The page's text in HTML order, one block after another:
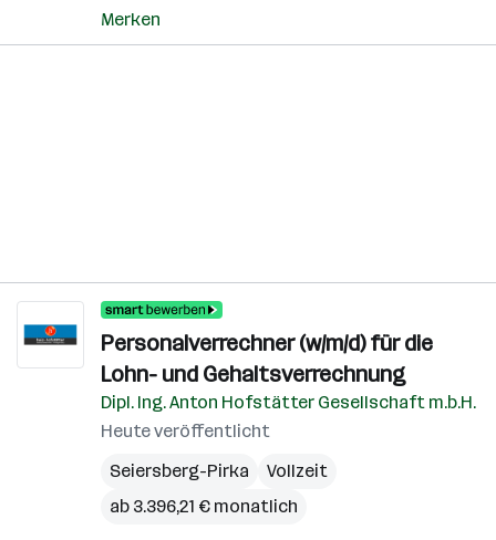
Merken
Personalverrechner (w/m/d) für die
Lohn- und Gehaltsverrechnung
Dipl. Ing. Anton Hofstätter Gesellschaft m.b.H.
Heute veröffentlicht
Seiersberg-Pirka
Vollzeit
ab 3.396,21 € monatlich